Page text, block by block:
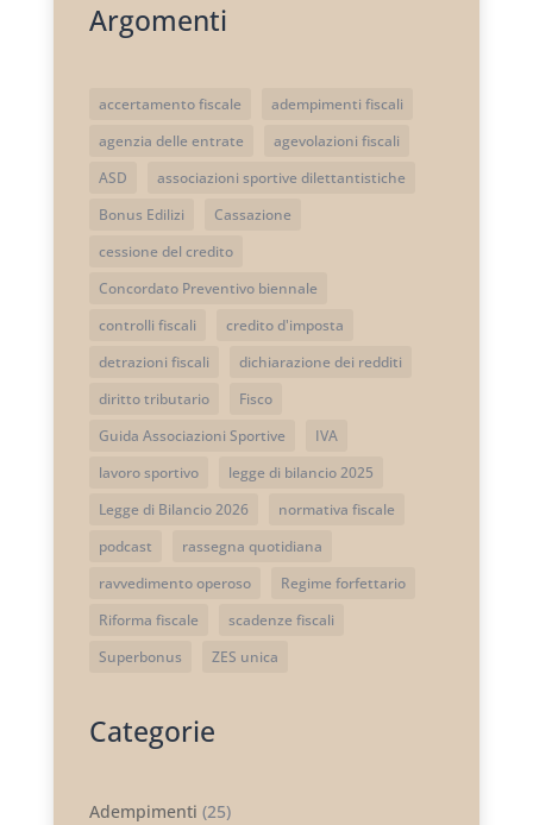
Argomenti
accertamento fiscale
adempimenti fiscali
agenzia delle entrate
agevolazioni fiscali
ASD
associazioni sportive dilettantistiche
Bonus Edilizi
Cassazione
cessione del credito
Concordato Preventivo biennale
controlli fiscali
credito d'imposta
detrazioni fiscali
dichiarazione dei redditi
diritto tributario
Fisco
Guida Associazioni Sportive
IVA
lavoro sportivo
legge di bilancio 2025
Legge di Bilancio 2026
normativa fiscale
podcast
rassegna quotidiana
ravvedimento operoso
Regime forfettario
Riforma fiscale
scadenze fiscali
Superbonus
ZES unica
Categorie
Adempimenti (25)